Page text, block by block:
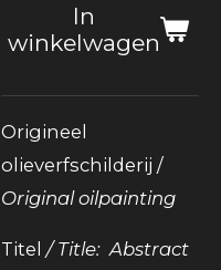
In
winkelwagen
Origineel
olieverfschilderij /
Original oilpainting
Titel/ Title: Abstract